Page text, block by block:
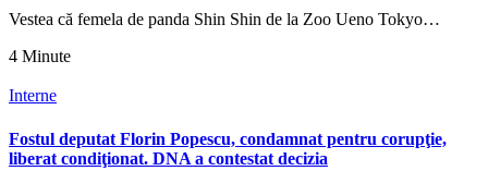
Vestea că femela de panda Shin Shin de la Zoo Ueno Tokyo…
4 Minute
Interne
Fostul deputat Florin Popescu, condamnat pentru corupţie,
liberat condiţionat. DNA a contestat decizia